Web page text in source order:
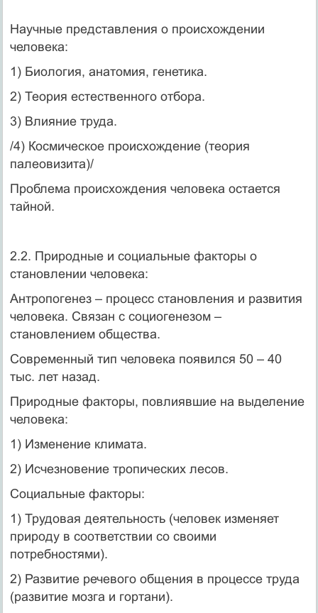
Научные представления о происхождении
человека:
1) Биология, анатомия, генетика.
2) Теория естественного отбора.
3) Влияние труда.
/4) Космическое происхождение (теория
палеовизита)/
Проблема происхождения человека остается
тайной.
2.2. Природные и социальные факторы о
становлении человека:
Антропогенез – процесс становления и развития
человека. Связан с социогенезом –
становлением общества.
Современный тип человека появился 50 – 40
тыс. лет назад.
Природные факторы, повлиявшие на выделение
человека:
1) Изменение климата.
2) Исчезновение тропических лесов.
Социальные факторы:
1) Трудовая деятельность (человек изменяет
природу в соответствии со своими
потребностями).
2) Развитие речевого общения в процессе труда
(развитие мозга и гортани).